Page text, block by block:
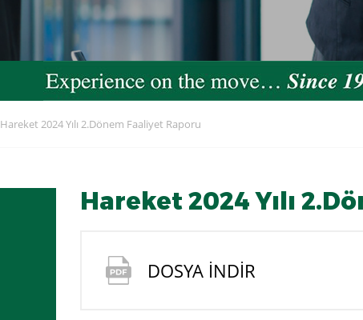
Hareket 2024 Yılı 2.Dönem Faaliyet Raporu
Hareket 2024 Yılı
DOSYA İNDİR